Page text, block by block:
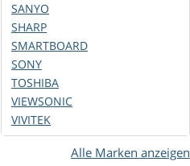
SANYO
SHARP
SMARTBOARD
SONY
TOSHIBA
VIEWSONIC
VIVITEK
Alle Marken anzeigen